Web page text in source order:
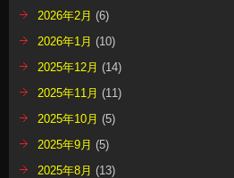
2026年2月 (6)
2026年1月 (10)
2025年12月 (14)
2025年11月 (11)
2025年10月 (5)
2025年9月 (5)
2025年8月 (13)